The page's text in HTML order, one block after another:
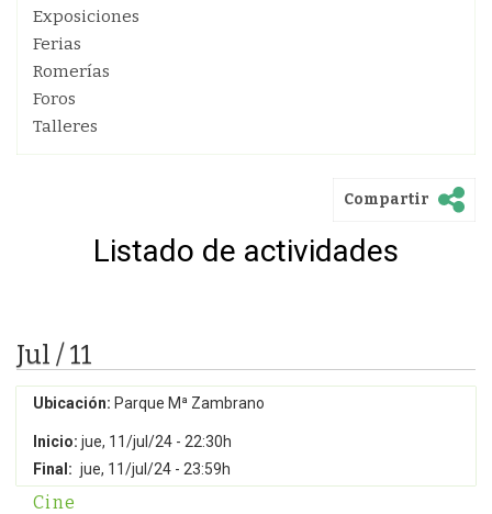
Exposiciones
Ferias
Romerías
Foros
Talleres
Compartir
Listado de actividades
Jul / 11
Ubicación: Parque Mª Zambrano
Inicio: jue, 11/jul/24 - 22:30h
Final: jue, 11/jul/24 - 23:59h
Cine